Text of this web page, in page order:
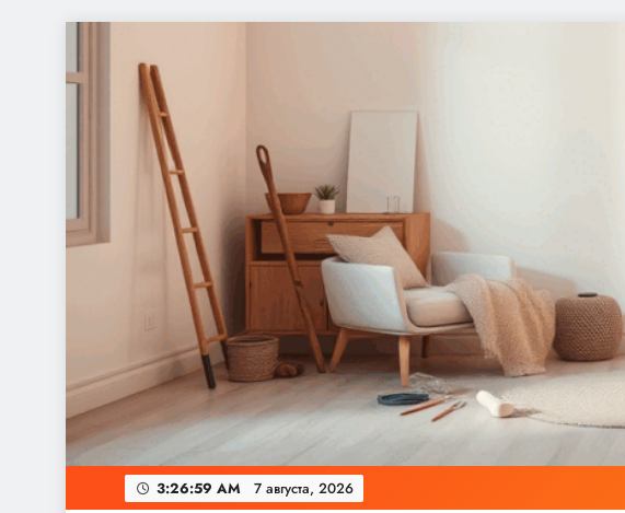
содержимому
3:27:00 AM 7 августа, 2026